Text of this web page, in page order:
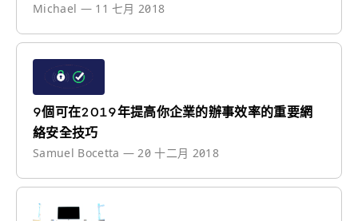
Michael — 11 七月 2018
9個可在2019年提高你企業的辦事效率的重要網
絡安全技巧
Samuel Bocetta —20 十二月 2018